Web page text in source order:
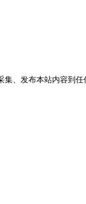
、发布本站内容到